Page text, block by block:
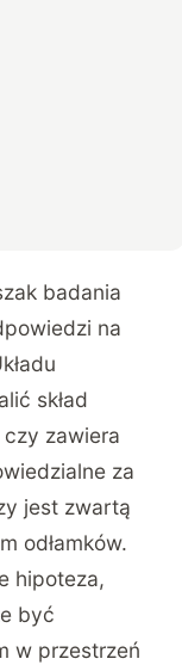
badania
na
skład
zawiera
za
jest zwartą
odłamków.
hipoteza,
być
w przestrzeń